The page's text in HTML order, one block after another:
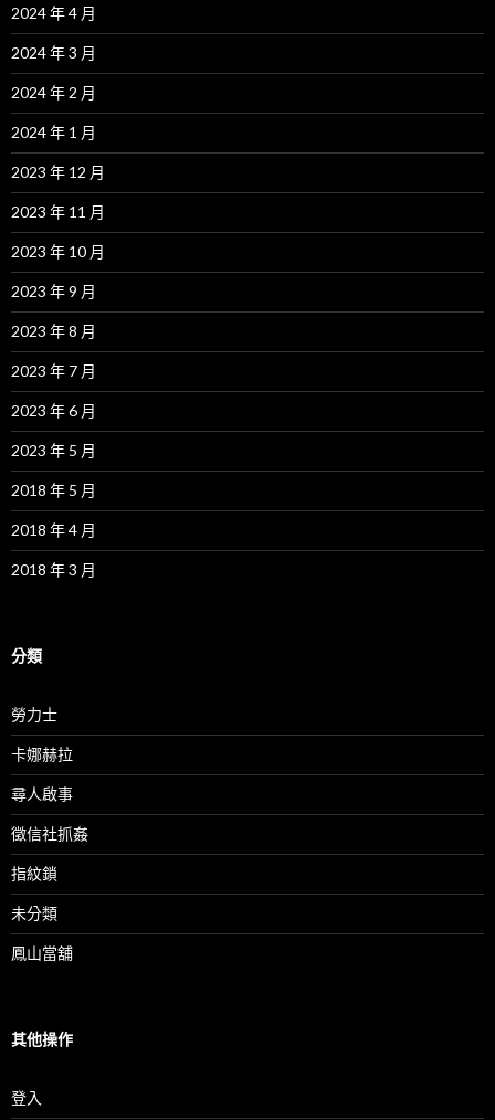
2024 年 4 月
2024 年 3 月
2024 年 2 月
2024 年 1 月
2023 年 12 月
2023 年 11 月
2023 年 10 月
2023 年 9 月
2023 年 8 月
2023 年 7 月
2023 年 6 月
2023 年 5 月
2018 年 5 月
2018 年 4 月
2018 年 3 月
分類
勞力士
卡娜赫拉
尋人啟事
徵信社抓姦
指紋鎖
未分類
鳳山當舖
其他操作
登入